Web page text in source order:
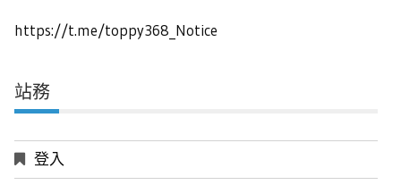
https://t.me/toppy368_Notice
站務
登入